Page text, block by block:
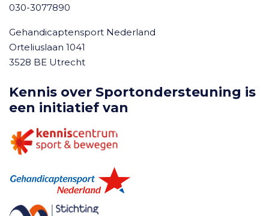
030-3077890
Gehandicaptensport Nederland
Orteliuslaan 1041
3528 BE Utrecht
Kennis over Sportondersteuning is
een initiatief van